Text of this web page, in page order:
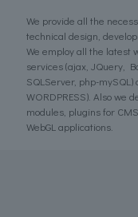
We provide all the
technical design,
We employ all the latest
services (ajax, JQuery,
SQLServer, php-mySQL)
WORDPRESS). Also we
modules, plugins for
WebGL applications.